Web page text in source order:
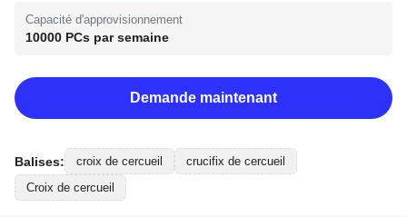
Capacité d'approvisionnement
10000 PCs par semaine
Demande maintenant
Balises: croix de cercueil
crucifix de cercueil
Croix de cercueil